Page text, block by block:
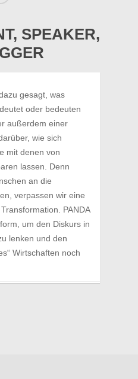
SPEAKER,
gesagt, was
oder bedeuten
außerdem einer
wie sich
mit denen von
lassen. Denn
an die
verpassen wir eine
PANDA
um den Diskurs in
lenken und den
Wirtschaften noch